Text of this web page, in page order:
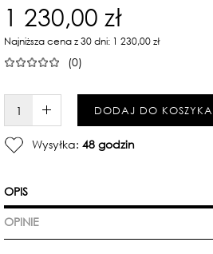
1 230,00 zł
Najniższa cena z 30 dni: 1 230,00 zł
(0)
W KOSZYKU :)DODAJ DO KOSZYKA
Wysyłka: 48 godzin
OPIS
OPINIE